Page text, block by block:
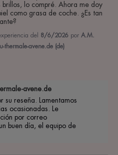
lo compré. Ahora me doy
como grasa de coche. ¿Es tan
del 8/6/2026 por A.M.
thermale-avene.de (de)
avene.de
su reseña. Lamentamos
ocasionadas. Le
por correo
buen día, el equipo de